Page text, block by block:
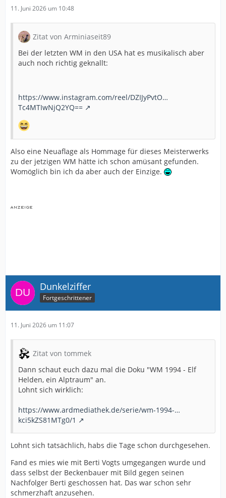
11. Juni 2026 um 10:48
Zitat von Arminiaseit89
Bei der letzten WM in den USA hat es musikalisch aber
auch noch richtig geknallt:
https://www.instagram.com/reel/DZIJyPvtO…
Tc4MTIwNjQ2YQ==
Also eine Neuaflage als Hommage für dieses Meisterwerks
zu der jetzigen WM hätte ich schon amüsant gefunden.
Womöglich bin ich da aber auch der Einzige.
Dunkelziffer
Fortgeschrittener
11. Juni 2026 um 11:07
Zitat von tommek
Dann schaut euch dazu mal die Doku "WM 1994 - Elf
Helden, ein Alptraum" an.
Lohnt sich wirklich:
https://www.ardmediathek.de/serie/wm-1994-…
kci5kZS81MTg0/1
Lohnt sich tatsächlich, habs die Tage schon durchgesehen.
Fand es mies wie mit Berti Vogts umgegangen wurde und
dass selbst der Beckenbauer mit Bild gegen seinen
Nachfolger Berti geschossen hat. Das war schon sehr
schmerzhaft anzusehen.